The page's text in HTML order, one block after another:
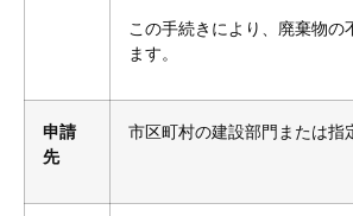
この手続きにより、廃棄物の
ます。
申請
先
市区町村の建設部門または指